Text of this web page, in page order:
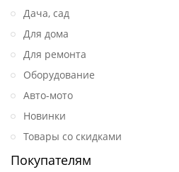
Дача, сад
Для дома
Для ремонта
Оборудование
Авто-мото
Новинки
Товары со скидками
Покупателям